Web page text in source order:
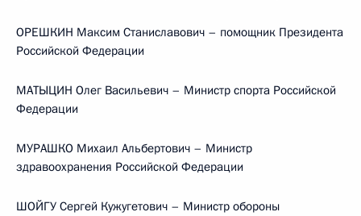
ОРЕШКИН Максим Станиславович – помощник Президента
Российской Федерации
МАТЫЦИН Олег Васильевич – Министр спорта Российской
Федерации
МУРАШКО Михаил Альбертович – Министр
здравоохранения Российской Федерации
ШОЙГУ Сергей Кужугетович – Министр обороны